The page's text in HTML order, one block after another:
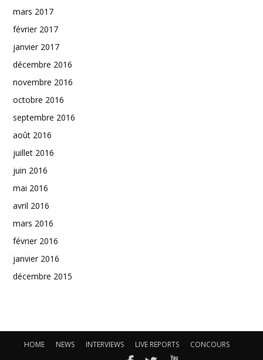
mars 2017
février 2017
janvier 2017
décembre 2016
novembre 2016
octobre 2016
septembre 2016
août 2016
juillet 2016
juin 2016
mai 2016
avril 2016
mars 2016
février 2016
janvier 2016
décembre 2015
HOME NEWS INTERVIEWS LIVE REPORTS
CONCOURS